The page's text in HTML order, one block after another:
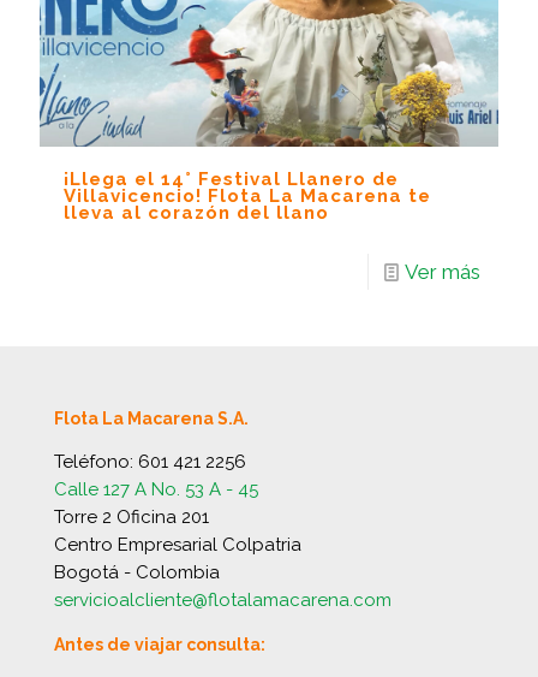
¡Llega el 14° Festival Llanero de
Villavicencio! Flota La Macarena te
lleva al corazón del llano
Ver más
Flota La Macarena S.A.
Teléfono: 601 421 2256
Calle 127 A No. 53 A - 45
Torre 2 Oficina 201
Centro Empresarial Colpatria
Bogotá - Colombia
servicioalcliente@flotalamacarena.com
Antes de viajar consulta: